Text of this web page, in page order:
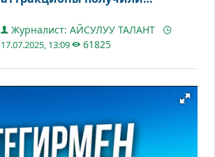
Журналист: АЙСУЛУУ ТАЛАНТ
17.07.2025, 13:09 61825